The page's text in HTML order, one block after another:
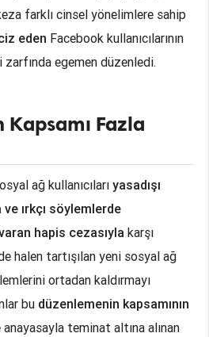
farklı cinsel yönelimlere sahip
eden Facebook kullanıcılarının
egemen düzenledi.
Fazla
ağ kullanıcılarıyasadışı
ırkçı söylemlerde
hapis cezasıyla karşı
halen tartışılan yeni sosyal ağ
ortadan kaldırmayı
bu düzenlemenin kapsamının
anayasayla teminat altına alınan